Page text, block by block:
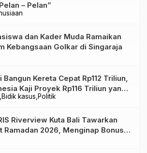
– Pelan”
dan Kader Muda Ramaikan
Kebangsaan Golkar di Singaraja
Bidik kasus Politik
Bangun Kereta Cepat Rp112 Triliun,
Kaji Proyek Rp116 Triliun yang
Bandung
Riverview Kuta Bali Tawarkan
Ramadan 2026, Menginap Bonus
hingga Bukber Mulai Rp88.888